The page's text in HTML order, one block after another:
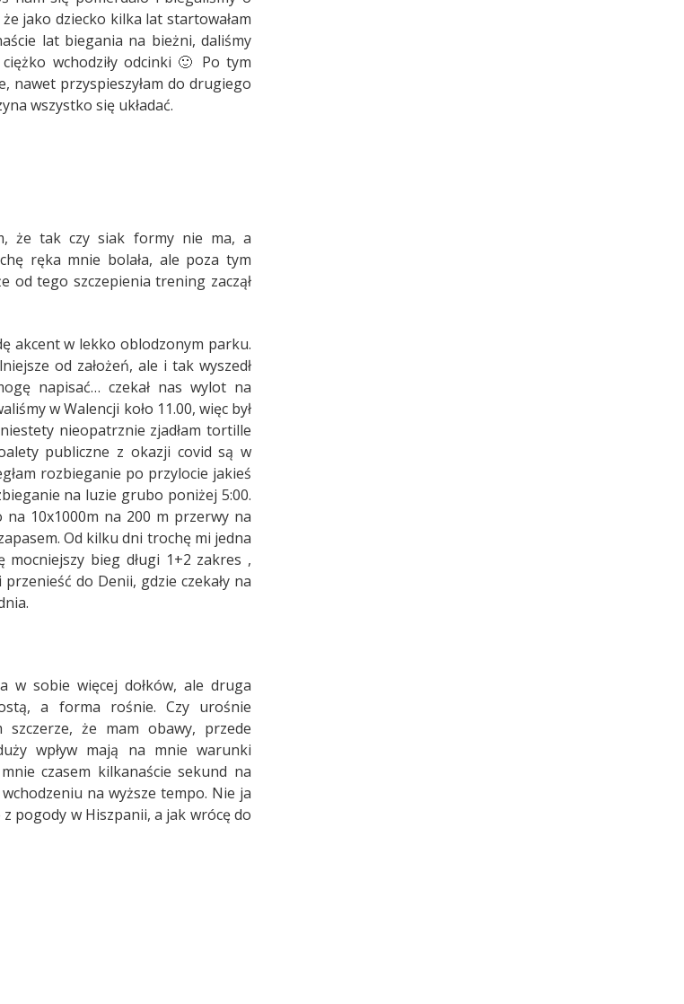
jako dziecko kilka lat startowałam
lat biegania na bieżni, daliśmy
wchodziły odcinki 🙂 Po tym
nawet przyspieszyłam do drugiego
wszystko się układać.
że tak czy siak formy nie ma, a
ręka mnie bolała, ale poza tym
od tego szczepienia trening zaczął
akcent w lekko oblodzonym parku.
od założeń, ale i tak wyszedł
napisać… czekał nas wylot na
w Walencji koło 11.00, więc był
nieopatrznie zjadłam tortille
publiczne z okazji covid są w
rozbieganie po przylocie jakieś
na luzie grubo poniżej 5:00.
na 10x1000m na 200 m przerwy na
Od kilku dni trochę mi jedna
mocniejszy bieg długi 1+2 zakres ,
do Denii, gdzie czekały na
w sobie więcej dołków, ale druga
a forma rośnie. Czy urośnie
szczerze, że mam obawy, przede
wpływ mają na mnie warunki
czasem kilkanaście sekund na
na wyższe tempo. Nie ja
pogody w Hiszpanii, a jak wrócę do